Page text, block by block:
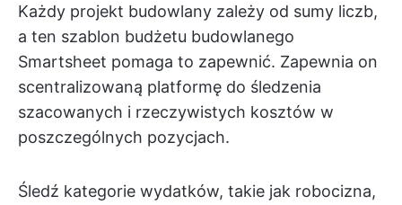
Każdy projekt budowlany zależy od sumy liczb,
a ten szablon budżetu budowlanego
Smartsheet pomaga to zapewnić. Zapewnia on
scentralizowaną platformę do śledzenia
szacowanych i rzeczywistych kosztów w
poszczególnych pozycjach.
Śledź kategorie wydatków, takie jak robocizna,